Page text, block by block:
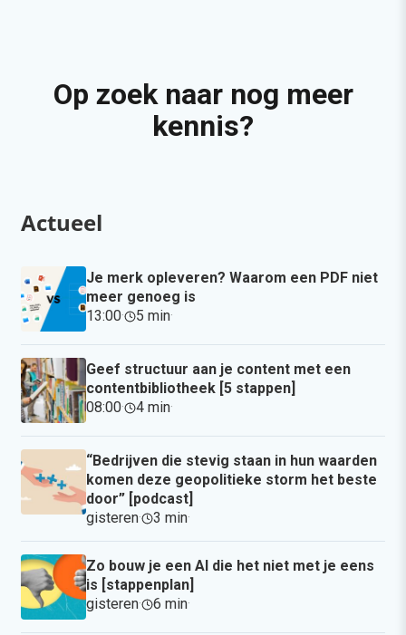
Op zoek naar nog meer
kennis?
Actueel
Je merk opleveren? Waarom een PDF niet
meer genoeg is
13:00· 5 min·
Geef structuur aan je content met een
contentbibliotheek [5 stappen]
08:00· 4 min·
“Bedrijven die stevig staan in hun waarden
komen deze geopolitieke storm het beste
door” [podcast]
gisteren· 3 min·
Zo bouw je een AI die het niet met je eens
is [stappenplan]
gisteren· 6 min·